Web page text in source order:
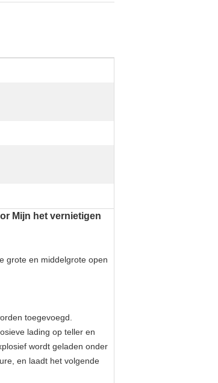
Mijn het vernietigen
grote en middelgrote open
toegevoegd.
lading op teller en
wordt geladen onder
en laadt het volgende